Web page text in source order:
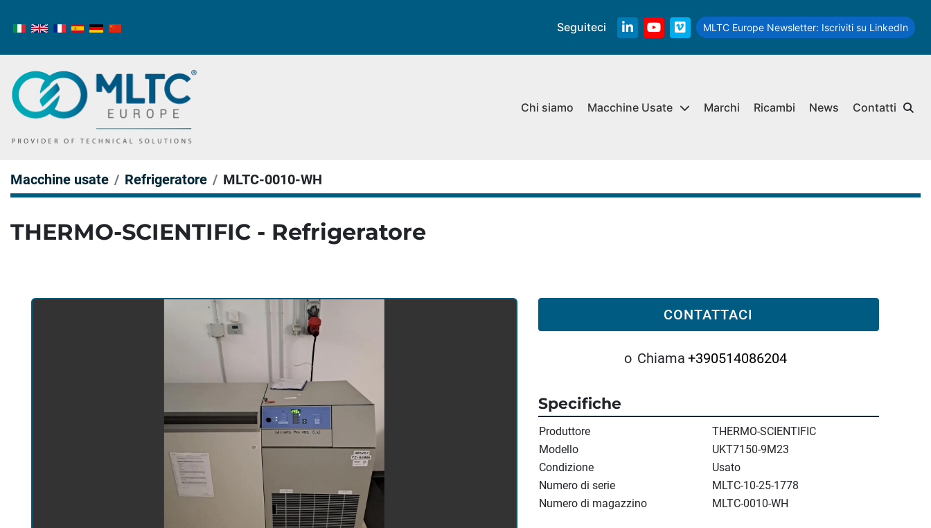
Seguiteci
linkedinyoutube
vimeo
MLTC Europe Newsletter: Iscriviti su LinkedIn
Ricambi News
Chi siamo Marchi
Macchine Usate Contatti
Macchine usate Refrigeratore MLTC-0010-WH
THERMO-SCIENTIFIC - Refrigeratore
CONTATTACI
o Chiama +390514086204
Specifiche
Produttore
THERMO-SCIENTIFIC
Modello
UKT7150-9M23
Condizione
Usato
Numero di serie
MLTC-10-25-1778
Numero di magazzino
MLTC-0010-WH